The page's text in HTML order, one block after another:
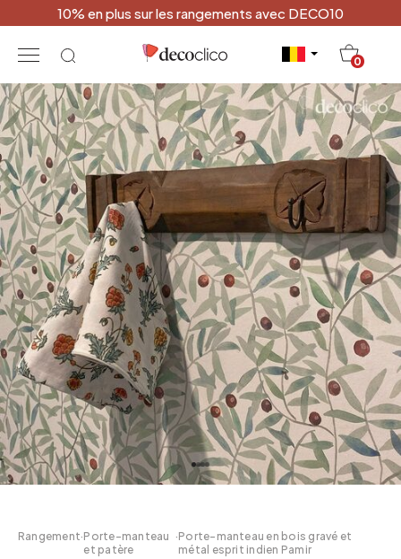
10% en plus sur les rangements avec DECO10
0
Rangement·Porte-manteau
et patère
·Porte-manteau en bois gravé et
métal esprit indien Pamir